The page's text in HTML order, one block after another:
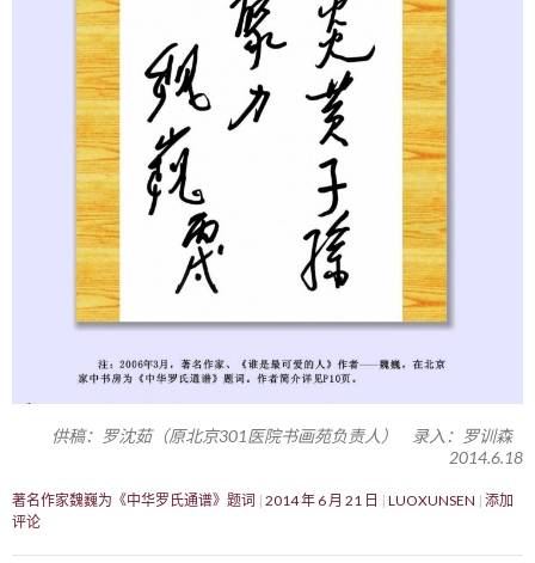
供稿：罗沈茹（原北京301医院书画苑负责人） 录入：罗训森
2014.6.18
著名作家魏巍为《中华罗氏通谱》题词 2014 年 6 月 21 日 LUOXUNSEN 添加
评论